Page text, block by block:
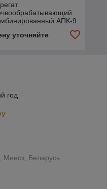
АПК-9
уточняйте
год
Минск, Беларусь